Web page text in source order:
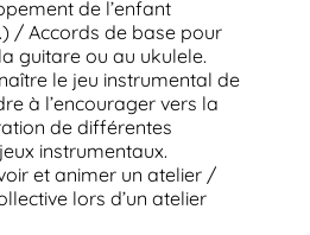
de l’enfant
/ Accords de base pour
guitare ou au ukulele.
le jeu instrumental de
à l’encourager vers la
de différentes
instrumentaux.
et animer un atelier /
lors d’un atelier